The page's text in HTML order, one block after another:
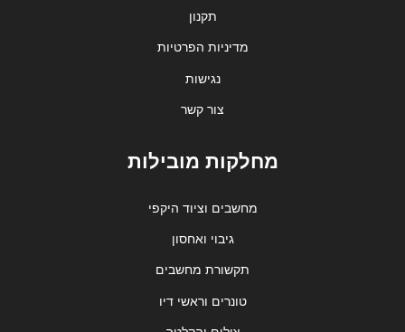
תקנון
מדיניות הפרטיות
נגישות
צור קשר
מחלקות מובילות
מחשבים וציוד היקפי
גיבוי ואחסון
תקשורת מחשבים
טונרים וראשי דיו